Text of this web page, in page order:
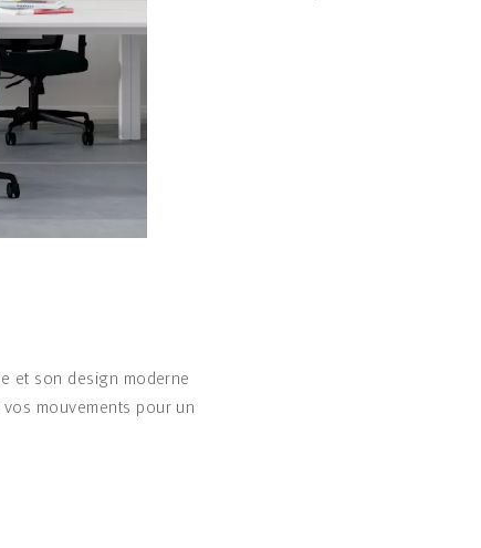
et son design moderne
mouvements pour un